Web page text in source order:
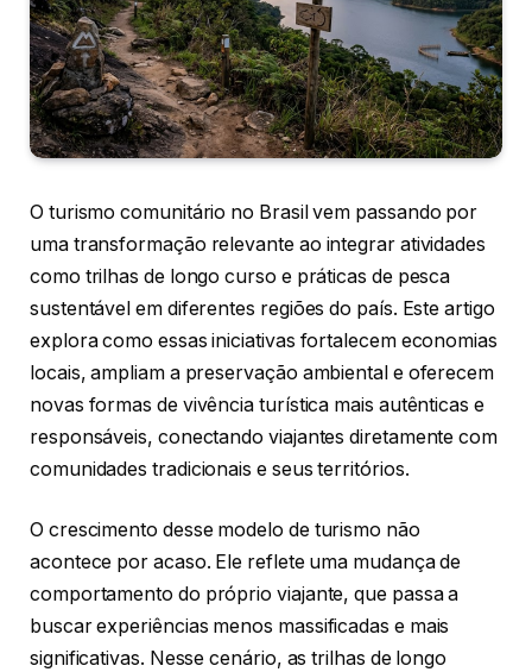
O turismo comunitário no Brasil vem passando por
uma transformação relevante ao integrar atividades
como trilhas de longo curso e práticas de pesca
sustentável em diferentes regiões do país. Este artigo
explora como essas iniciativas fortalecem economias
locais, ampliam a preservação ambiental e oferecem
novas formas de vivência turística mais autênticas e
responsáveis, conectando viajantes diretamente com
comunidades tradicionais e seus territórios.
O crescimento desse modelo de turismo não
acontece por acaso. Ele reflete uma mudança de
comportamento do próprio viajante, que passa a
buscar experiências menos massificadas e mais
significativas. Nesse cenário, as trilhas de longo